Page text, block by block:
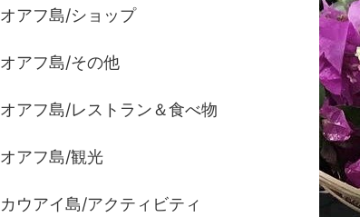
オアフ島/ショップ
オアフ島/その他
オアフ島/レストラン＆食べ物
オアフ島/観光
カウアイ島/アクティビティ